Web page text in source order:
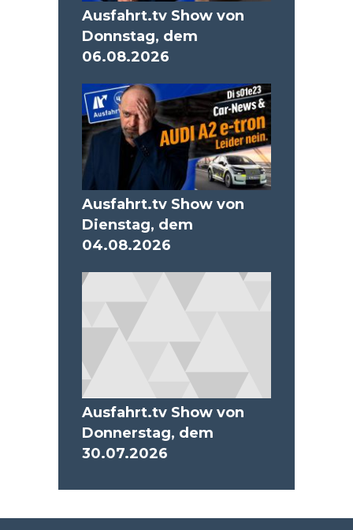
Ausfahrt.tv Show von
Donnstag, dem
06.08.2026
Ausfahrt.tv Show von
Dienstag, dem
04.08.2026
Ausfahrt.tv Show von
Donnerstag, dem
30.07.2026